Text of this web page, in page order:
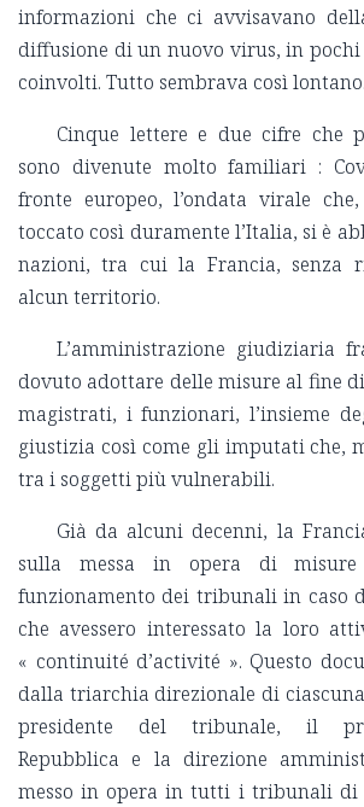
informazioni che ci avvisavano
diffusione di un nuovo virus, in pochi
coinvolti. Tutto sembrava così
Cinque lettere e due cifre che
sono divenute molto familiari :
fronte europeo, l’ondata virale
toccato così duramente l’Italia, si è
nazioni, tra cui la Francia, senza
alcun territorio.
L’amministrazione giudiziaria
dovuto adottare delle misure al fine
magistrati, i funzionari, l’insieme
giustizia così come gli imputati che,
tra i soggetti più vulnerabili.
Già da alcuni decenni, la
sulla messa in opera di
funzionamento dei tribunali in caso
che avessero interessato la loro
« continuité d’activité ». Questo
dalla triarchia direzionale di
presidente del tribunale, il
Repubblica e la direzione
messo in opera in tutti i tribunali di